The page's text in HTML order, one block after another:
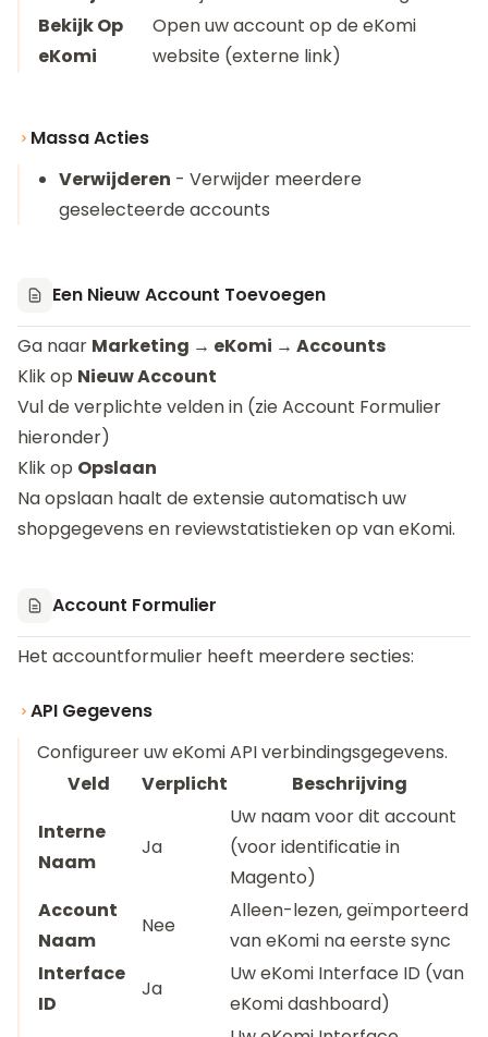
Bekijk Op
eKomi
Open uw account op de eKomi
website (externe link)
Massa Acties
Verwijderen - Verwijder meerdere
geselecteerde accounts
Een Nieuw Account Toevoegen
Ga naar Marketing → eKomi → Accounts
Klik op Nieuw Account
Vul de verplichte velden in (zie Account Formulier
hieronder)
Klik op Opslaan
Na opslaan haalt de extensie automatisch uw
shopgegevens en reviewstatistieken op van eKomi.
Account Formulier
Het accountformulier heeft meerdere secties:
API Gegevens
Configureer uw eKomi API verbindingsgegevens.
Veld
Verplicht
Beschrijving
Interne
Naam
Ja
Uw naam voor dit account
(voor identificatie in
Magento)
Account
Naam
Nee
Alleen-lezen, geïmporteerd
van eKomi na eerste sync
Interface
ID
Ja
Uw eKomi Interface ID (van
eKomi dashboard)